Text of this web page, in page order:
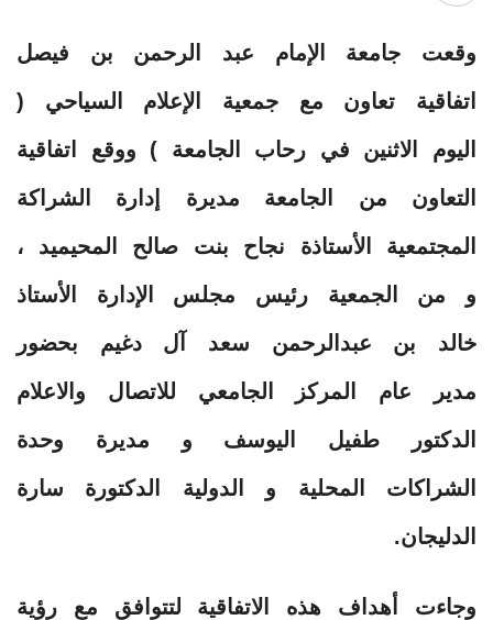
وقعت جامعة الإمام عبد الرحمن بن فيصل
اتفاقية تعاون مع جمعية الإعلام السياحي (
اليوم الاثنين في رحاب الجامعة ) ووقع اتفاقية
التعاون من الجامعة مديرة إدارة الشراكة
المجتمعية الأستاذة نجاح بنت صالح المحيميد ،
و من الجمعية رئيس مجلس الإدارة الأستاذ
خالد بن عبدالرحمن سعد آل دغيم بحضور
مدير عام المركز الجامعي للاتصال والاعلام
الدكتور طفيل اليوسف و مديرة وحدة
الشراكات المحلية و الدولية الدكتورة سارة
الدليجان.
وجاءت أهداف هذه الاتفاقية لتتوافق مع رؤية